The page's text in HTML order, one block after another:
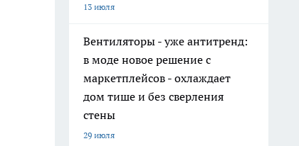
13 июля
Вентиляторы - уже антитренд:
в моде новое решение с
маркетплейсов - охлаждает
дом тише и без сверления
стены
29 июля